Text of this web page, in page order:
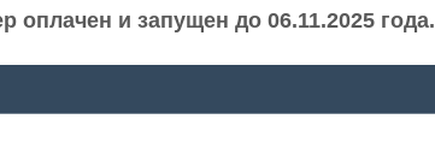
оплачен и запущен до 06.11.2025 года.